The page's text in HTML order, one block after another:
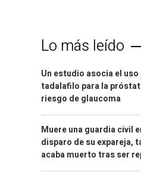
Lo más leído
Un estudio asocia el
tadalafilo para la
riesgo de glaucoma
Muere una guardia civil
disparo de su expareja,
acaba muerto tras ser